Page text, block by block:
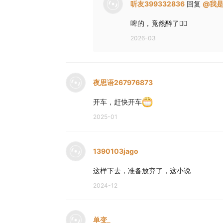
听友399332836 回复 @我
啤的，竟然醉了😵‍💫
2026-03
夜思语267976873
开车，赶快开车
2025-01
1390103jago
这样下去，准备放弃了，这小说
2024-12
单变_